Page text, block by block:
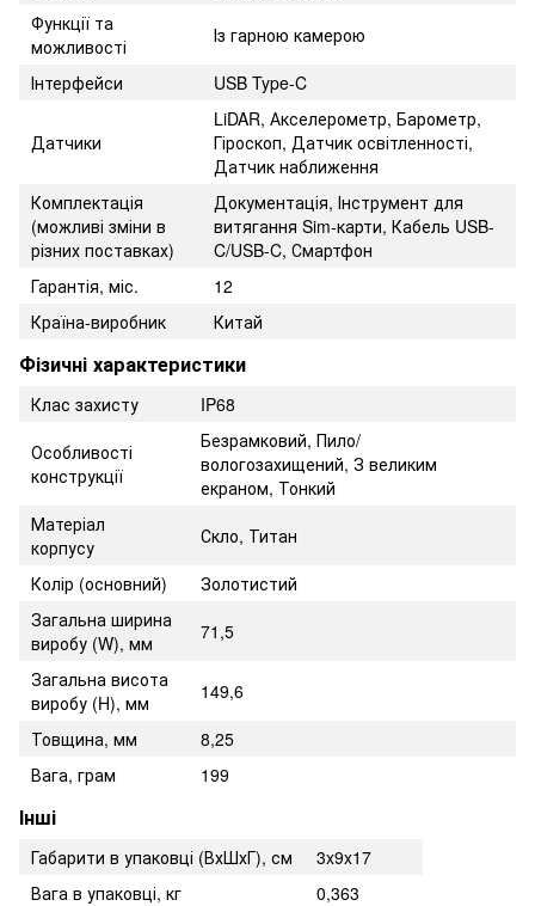
Функції та
можливості
Із гарною камерою
Інтерфейси
USB Type-C
Датчики
LiDAR, Акселерометр, Барометр,
Гіроскоп, Датчик освітленності,
Датчик наближення
Комплектація
(можливі зміни в
різних поставках)
Документація, Інструмент для
витягання Sim-карти, Кабель USB-
C/USB-C, Смартфон
Гарантія, міс.
12
Країна-виробник
Китай
Фізичні характеристики
Клас захисту
IP68
Особливості
конструкції
Безрамковий, Пило/
вологозахищений, З великим
екраном, Тонкий
Матеріал
корпусу
Скло, Титан
Колір (основний)
Золотистий
Загальна ширина
виробу (W), мм
71,5
Загальна висота
виробу (H), мм
149,6
Товщина, мм
8,25
Вага, грам
199
Інші
Габарити в упаковці (ВхШхГ), см
3x9x17
Вага в упаковці, кг
0,363